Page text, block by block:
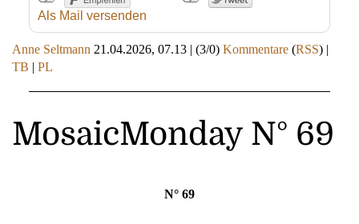
Als Mail versenden
Anne Seltmann 21.04.2026, 07.13 | (3/0) Kommentare (RSS) |
TB | PL
MosaicMonday N° 69
N° 69